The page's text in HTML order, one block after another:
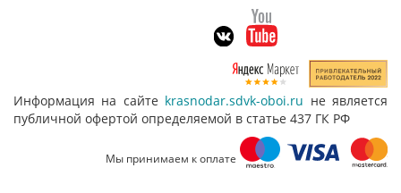
Информация на сайте krasnodar.sdvk-oboi.ru не является
публичной офертой определяемой в статье 437 ГК РФ
Мы принимаем к оплате